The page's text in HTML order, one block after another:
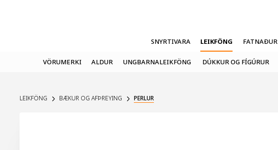
SNYRTIVARA LEIKFÖNG FATNAÐUR
VÖRUMERKI ALDUR UNGBARNALEIKFÖNG DÚKKUR OG FÍGÚRUR
LEIKFÖNG BÆKUR OG AFÞREYING PERLUR